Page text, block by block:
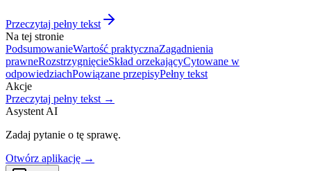
Przeczytaj pełny tekst
Na tej stronie
PodsumowanieWartość praktycznaZagadnienia
prawneRozstrzygnięcieSkład orzekającyCytowane w
odpowiedziachPowiązane przepisyPełny tekst
Akcje
Przeczytaj pełny tekst →
Asystent AI
Zadaj pytanie o tę sprawę.
Otwórz aplikację →